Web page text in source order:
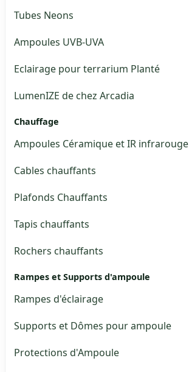
Tubes Neons
Ampoules UVB-UVA
Eclairage pour terrarium Planté
LumenIZE de chez Arcadia
Chauffage
Ampoules Céramique et IR infrarouge
Cables chauffants
Plafonds Chauffants
Tapis chauffants
Rochers chauffants
Rampes et Supports d'ampoule
Rampes d'éclairage
Supports et Dômes pour ampoule
Protections d'Ampoule